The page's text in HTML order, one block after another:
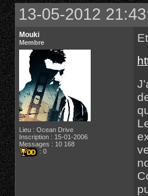
13-05-2012
Mouki
Membre
Lieu : Ocean Drive
Inscription : 15-01-2006
Messages : 10 168
: 0